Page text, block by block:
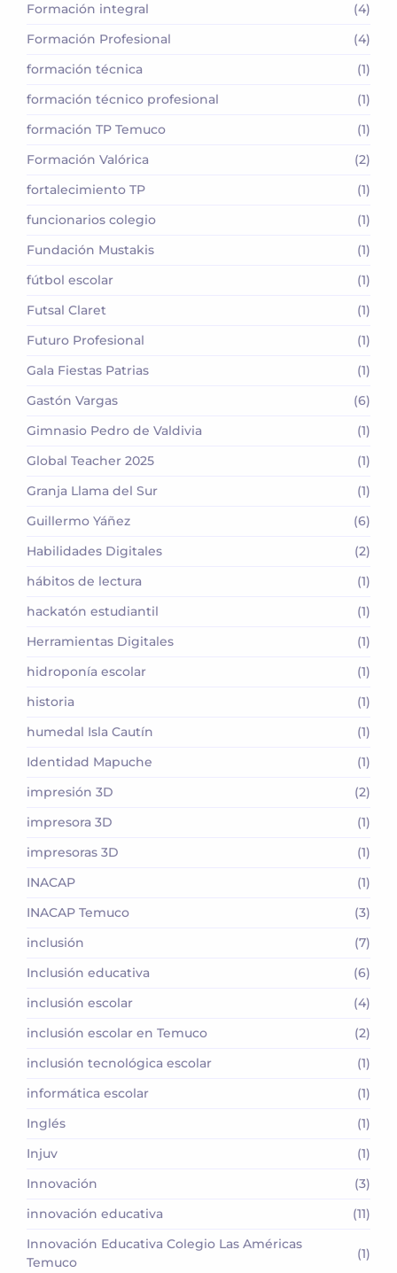
Formación integral
(4)
Formación Profesional
(4)
formación técnica
(1)
formación técnico profesional
(1)
formación TP Temuco
(1)
Formación Valórica
(2)
fortalecimiento TP
(1)
funcionarios colegio
(1)
Fundación Mustakis
(1)
fútbol escolar
(1)
Futsal Claret
(1)
Futuro Profesional
(1)
Gala Fiestas Patrias
(1)
Gastón Vargas
(6)
Gimnasio Pedro de Valdivia
(1)
Global Teacher 2025
(1)
Granja Llama del Sur
(1)
Guillermo Yáñez
(6)
Habilidades Digitales
(2)
hábitos de lectura
(1)
hackatón estudiantil
(1)
Herramientas Digitales
(1)
hidroponía escolar
(1)
historia
(1)
humedal Isla Cautín
(1)
Identidad Mapuche
(1)
impresión 3D
(2)
impresora 3D
(1)
impresoras 3D
(1)
INACAP
(1)
INACAP Temuco
(3)
inclusión
(7)
Inclusión educativa
(6)
inclusión escolar
(4)
inclusión escolar en Temuco
(2)
inclusión tecnológica escolar
(1)
informática escolar
(1)
Inglés
(1)
Injuv
(1)
Innovación
(3)
innovación educativa
(11)
Innovación Educativa Colegio Las Américas
Temuco
(1)